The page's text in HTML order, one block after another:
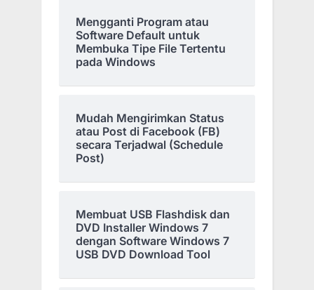
Mengganti Program atau
Software Default untuk
Membuka Tipe File Tertentu
pada Windows
Mudah Mengirimkan Status
atau Post di Facebook (FB)
secara Terjadwal (Schedule
Post)
Membuat USB Flashdisk dan
DVD Installer Windows 7
dengan Software Windows 7
USB DVD Download Tool